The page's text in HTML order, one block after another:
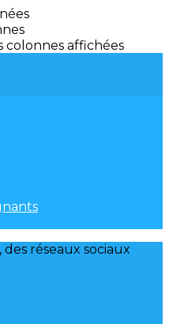
affichées
réseaux sociaux